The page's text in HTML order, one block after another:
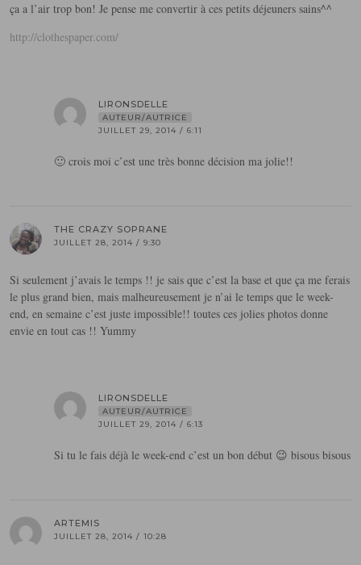
ça a l’air trop bon! Je pense me convertir à ces petits déjeuners sains^^
http://clothespaper.com/
LIRONSDELLE
AUTEUR/AUTRICE
JUILLET 29, 2014 / 6:11
🙂 crois moi c’est une très bonne décision ma jolie!!
THE CRAZY SOPRANE
JUILLET 28, 2014 / 9:30
Si seulement j’avais le temps !! je sais que c’est la base et que ça me ferais
le plus grand bien, mais malheureusement je n’ai le temps que le week-
end, en semaine c’est juste impossible!! toutes ces jolies photos donne
envie en tout cas !! Yummy
LIRONSDELLE
AUTEUR/AUTRICE
JUILLET 29, 2014 / 6:13
Si tu le fais déjà le week-end c’est un bon début 😉 bisous bisous
ARTEMIS
JUILLET 28, 2014 / 10:28